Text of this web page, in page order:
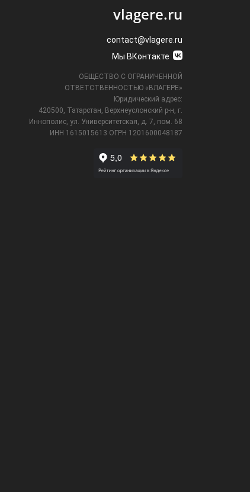
vlagere.ru
contact@vlagere.ru
Мы ВКонтакте
ОБЩЕСТВО С ОГРАНИЧЕННОЙ
ОТВЕТСТВЕННОСТЬЮ «ВЛАГЕРЕ»
Юридический адрес:
420500, Татарстан, Верхнеуслонский р-н, г.
Иннополис, ул. Университетская,
д. 7, пом. 68
ИНН 1615015613 ОГРН 1201600048187